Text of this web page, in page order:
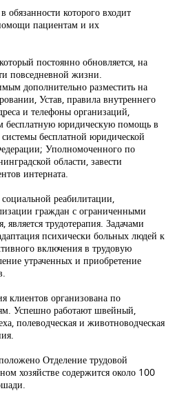
обязанности которого входит
пациентам и их
постоянно обновляется, на
повседневной жизни.
дополнительно разместить на
Устав, правила внутреннего
и телефоны организаций,
бесплатную юридическую помощь в
бесплатной юридической
Уполномоченного по
области, завести
интерната.
реабилитации,
граждан с ограниченными
трудотерапия. Задачами
психически больных людей к
включения в трудовую
утраченных и приобретение
клиентов организована по
Успешно работают швейный,
полеводческая и животноводческая
Отделение трудовой
хозяйстве содержится около 100